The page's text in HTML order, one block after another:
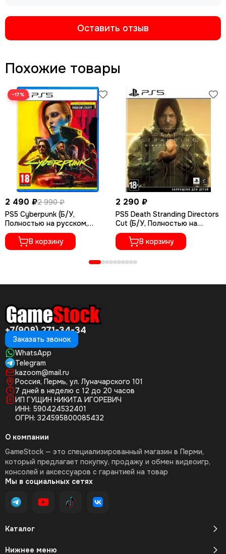
Оставить отзыв
Похожие товары
−17%
2 490 ₽2 990 ₽
PS5 Cyberpunk (Б/У,
Полностью на русском,
PPSA-04027)
В корзину
2 290 ₽
PS5 Death Stranding Directors
Cut (Б/У, Полностью на
русском языке, PPSA-01968)
В корзину
+7(908) 271-34-34
Заказать звонок
WhatsApp
Telegram
kazoom@mail.ru
Россия, Пермь, ул. Луначарского 101
7 дней в неделю с 12 до 20 часов
ИП ГУЩИН НИКИТА ИГОРЕВИЧ
ИНН: 590424532401
ОГРН: 324595800085432
Каталог
Нижнее меню
О компании
GameStock — это специализированный магазин в Перми,
который предлагает покупку, продажу и обмен видеоигр,
консолей и аксессуаров с гарантией на товар
Мы в социальных сетях